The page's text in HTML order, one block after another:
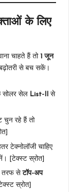
के लिए
चाहते हैं तो
1 जून
से बच सकें।
सोलर सेल List-II
से
चुन रहे हैं तो
टेक्नोलॉजी चाहिए
[टेक्स्ट स्रोत]
तरफ सेटॉप-अप
स्रोत]